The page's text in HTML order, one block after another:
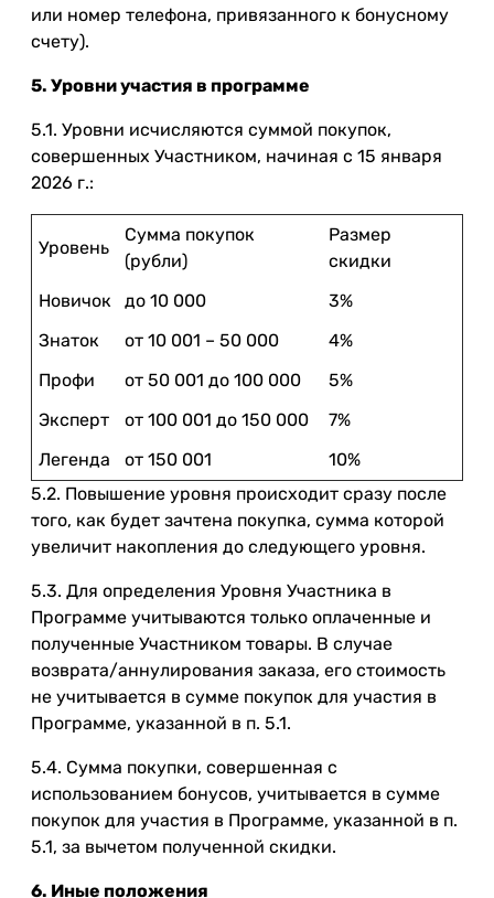
или номер телефона, привязанного к бонусному
счету).
5. Уровни участия в программе
5.1. Уровни исчисляются суммой покупок,
совершенных Участником, начиная с 15 января
2026 г.:
Уровень
Сумма покупок
(рубли)
Размер
скидки
Новичок
до 10 000
3%
Знаток
от 10 001 – 50 000
4%
Профи
от 50 001 до 100 000
5%
Эксперт
от 100 001 до 150 000
7%
Легенда
от 150 001
10%
5.2. Повышение уровня происходит сразу после
того, как будет зачтена покупка, сумма которой
увеличит накопления до следующего уровня.
5.3. Для определения Уровня Участника в
Программе учитываются только оплаченные и
полученные Участником товары. В случае
возврата/аннулирования заказа, его стоимость
не учитывается в сумме покупок для участия в
Программе, указанной в п. 5.1.
5.4. Сумма покупки, совершенная с
использованием бонусов, учитывается в сумме
покупок для участия в Программе, указанной в п.
5.1, за вычетом полученной скидки.
6. Иные положения